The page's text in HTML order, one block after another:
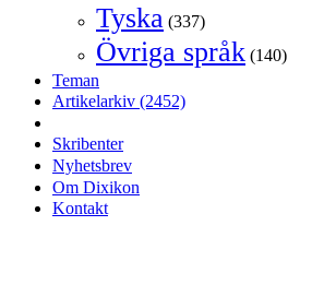
Tyska (337)
Övriga språk (140)
Teman
Artikelarkiv (2452)
Skribenter
Nyhetsbrev
Om Dixikon
Kontakt